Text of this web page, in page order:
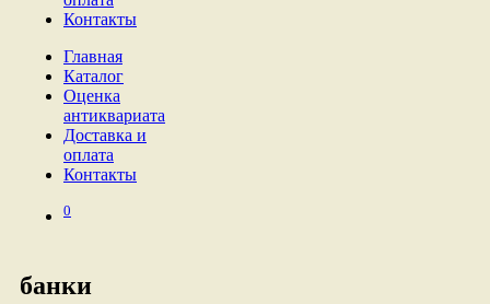
Контакты
Главная
Каталог
Оценка
антиквариата
Доставка и
оплата
Контакты
0
банки